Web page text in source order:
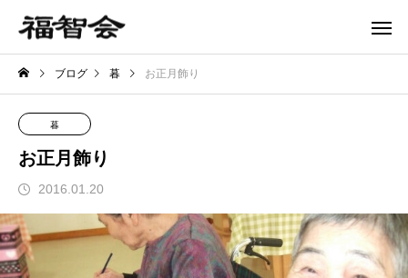
ブログ 暮 お正月飾り
暮
お正月飾り
2016.01.20